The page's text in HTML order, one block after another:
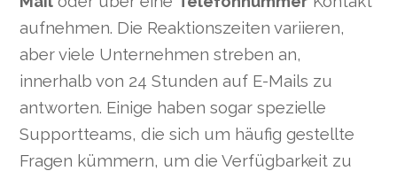
aufnehmen. Die Reaktionszeiten variieren,
aber viele Unternehmen streben an,
innerhalb von 24 Stunden auf E-Mails zu
antworten. Einige haben sogar spezielle
Supportteams, die sich um häufig gestellte
Fragen kümmern, um die Verfügbarkeit zu